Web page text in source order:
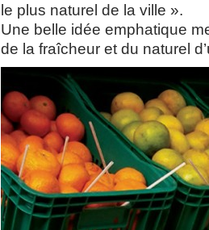
le plus naturel de la ville ».
Une belle idée emphatique
de la fraîcheur et du naturel